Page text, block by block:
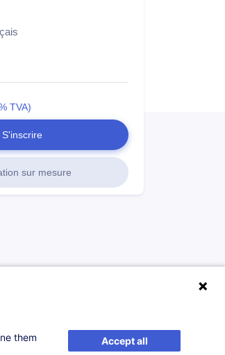
TVA)
S'inscrire
sur mesure
them
Accept all